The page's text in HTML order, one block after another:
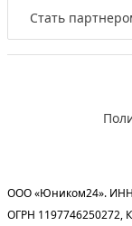
Стать
ООО «Юником24». ИНН
ОГРН 1197746250272,